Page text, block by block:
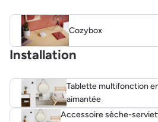
Cozybox
Installation
Tablette multifonction
aimantée
Accessoire sèche-